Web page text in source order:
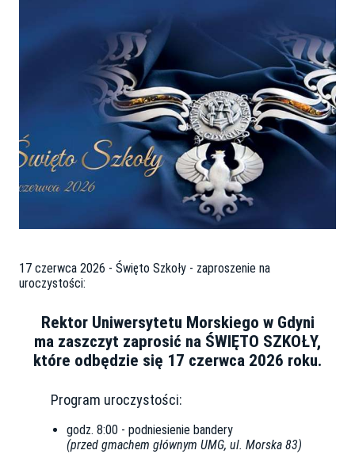
17 czerwca 2026 - Święto Szkoły - zaproszenie na
uroczystości:
Rektor Uniwersytetu Morskiego w Gdyni
ma zaszczyt zaprosić na ŚWIĘTO SZKOŁY,
które odbędzie się 17 czerwca 2026 roku.
Program uroczystości:
godz. 8:00 - podniesienie bandery
(przed gmachem głównym UMG, ul. Morska 83)